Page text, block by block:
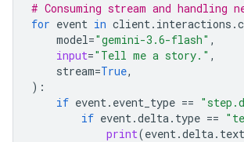
# Consuming stream and handling
for event in client. interactions .
model="gemini-3.6-flash" ,
input="Tell me a story." ,
stream=True,
):
if event. event_type ==
if event.delta. type ==
print(event.delta. text